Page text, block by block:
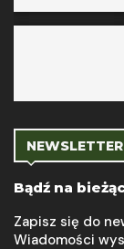
NEWSLETTER
Bądź na
Zapisz się do
Wiadomości